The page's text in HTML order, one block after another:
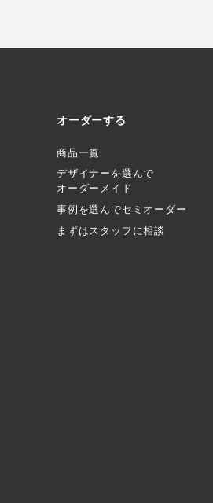
オーダーする
商品一覧
デザイナーを選んで
オーダーメイド
事例を選んでセミオーダー
まずはスタッフに相談